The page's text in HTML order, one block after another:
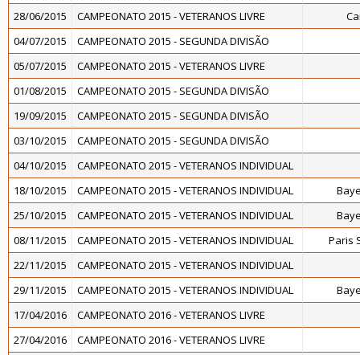
28/06/2015
CAMPEONATO 2015 - VETERANOS LIVRE
04/07/2015
CAMPEONATO 2015 - SEGUNDA DIVISÃO
05/07/2015
CAMPEONATO 2015 - VETERANOS LIVRE
01/08/2015
CAMPEONATO 2015 - SEGUNDA DIVISÃO
19/09/2015
CAMPEONATO 2015 - SEGUNDA DIVISÃO
03/10/2015
CAMPEONATO 2015 - SEGUNDA DIVISÃO
04/10/2015
CAMPEONATO 2015 - VETERANOS INDIVIDUAL
18/10/2015
CAMPEONATO 2015 - VETERANOS INDIVIDUAL
25/10/2015
CAMPEONATO 2015 - VETERANOS INDIVIDUAL
08/11/2015
CAMPEONATO 2015 - VETERANOS INDIVIDUAL
Paris
22/11/2015
CAMPEONATO 2015 - VETERANOS INDIVIDUAL
29/11/2015
CAMPEONATO 2015 - VETERANOS INDIVIDUAL
17/04/2016
CAMPEONATO 2016 - VETERANOS LIVRE
27/04/2016
CAMPEONATO 2016 - VETERANOS LIVRE